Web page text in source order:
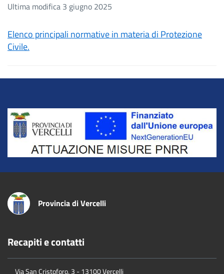
Ultima modifica 3 giugno 2025
Elenco principali normative in materia di Protezione
Civile.
Title
Provincia di Vercelli
Recapiti e contatti
Via San Cristoforo, 3 - 13100 Vercelli